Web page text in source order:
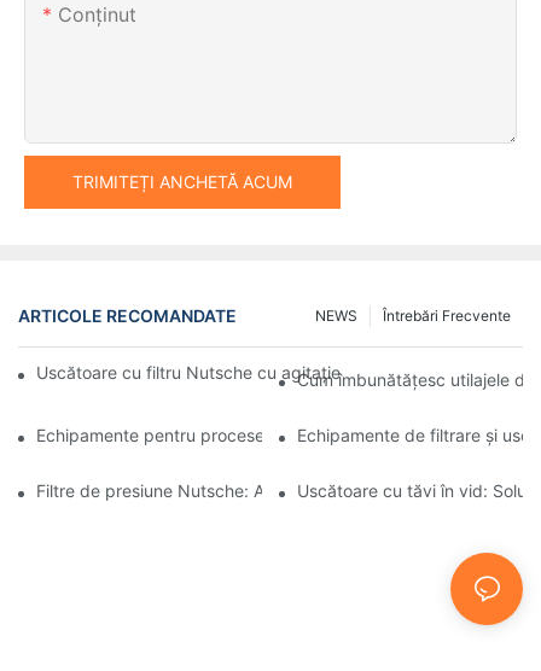
Conţinut
TRIMITEȚI ANCHETĂ ACUM
ARTICOLE RECOMANDATE Întrebări Frecvente
NEWS
Uscătoare cu filtru Nutsche cu agitație vs. alte metode de
Cum îmbunătățesc utilajele
Echipamente pentru procese industriale: Inovațiile modelează
Echipamente de filtrare și
Filtre de presiune Nutsche: Aplicații în industria chimică și
Uscătoare cu tăvi în vid: